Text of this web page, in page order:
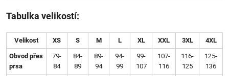
Tabulka velikostí:
Velikost XS S M L XL XXL 3XL 4XL
Obvod přes
prsa
79-
84
84-
89
89-
94
94-
99
99-
107
107-
116
116-
125
125-
136